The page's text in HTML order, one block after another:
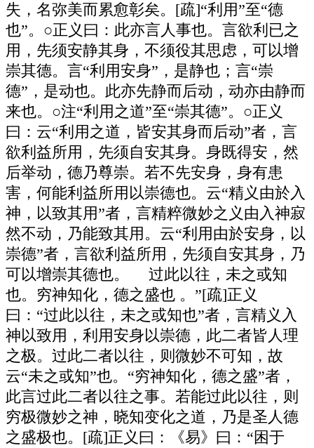
失，名弥美而累愈彰矣。[疏]“利用”至“德
也”。○正义曰：此亦言人事也。言欲利已之
用，先须安静其身，不须役其思虑，可以增
崇其德。言“利用安身”，是静也；言“崇
德”，是动也。此亦先静而后动，动亦由静而
来也。○注“利用之道”至“崇其德”。○正义
曰：云“利用之道，皆安其身而后动”者，言
欲利益所用，先须自安其身。身既得安，然
后举动，德乃尊崇。若不先安身，身有患
害，何能利益所用以崇德也。云“精义由於入
神，以致其用”者，言精粹微妙之义由入神寂
然不动，乃能致其用。云“利用由於安身，以
崇德”者，言欲利益所用，先须自安其身，乃
可以增崇其德也。 过此以往，未之或知
也。穷神知化，德之盛也 。”[疏]正义
曰：“过此以往，未之或知也”者，言精义入
神以致用，利用安身以崇德，此二者皆人理
之极。过此二者以往，则微妙不可知，故
云“未之或知”也。“穷神知化，德之盛”者，
此言过此二者以往之事。若能过此以往，则
穷极微妙之神，晓知变化之道，乃是圣人德
之盛极也。[疏]正义曰：《易》曰：“困于